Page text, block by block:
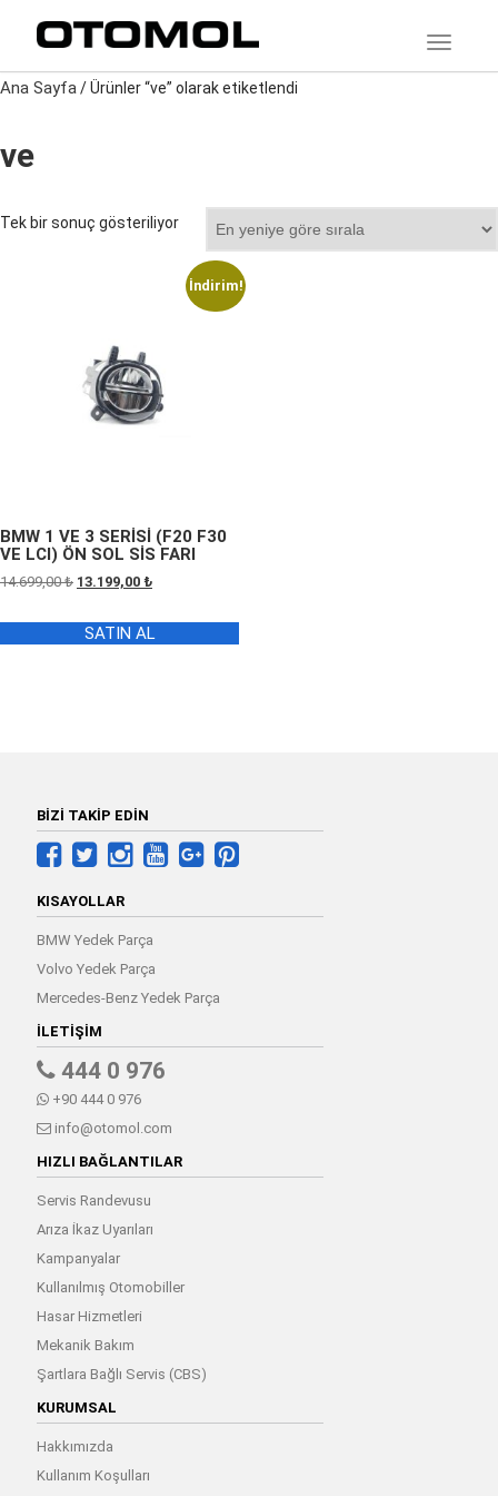
Ana Sayfa/ Ürünler “ve” olarak etiketlendi
ve
Tek bir sonuç gösteriliyor
İndirim!
BMW 1 VE 3 SERİSİ (F20 F30
VE LCI) ÖN SOL SİS FARI
14.699,00₺ Orijinal
14.699,00 ₺.
13.199,00 ₺Şu
fiyat:
13.199,00 ₺.
SATIN AL
BİZİ TAKİP EDİN
KISAYOLLAR
BMW Yedek Parça
Volvo Yedek Parça
Mercedes-Benz Yedek Parça
İLETIŞIM
444 0 976
+90 444 0 976
info@otomol.com
HIZLI BAĞLANTILAR
Servis Randevusu
Arıza İkaz Uyarıları
Kampanyalar
Kullanılmış Otomobiller
Hasar Hizmetleri
Mekanik Bakım
Şartlara Bağlı Servis (CBS)
KURUMSAL
Hakkımızda
Kullanım Koşulları